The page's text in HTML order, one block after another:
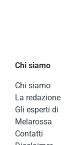
Chi siamo
Chi siamo
La redazione
Gli esperti di
Melarossa
Contatti